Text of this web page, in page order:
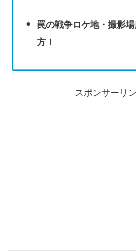
罠の戦争ロケ地・撮影
方！
スポンサーリ